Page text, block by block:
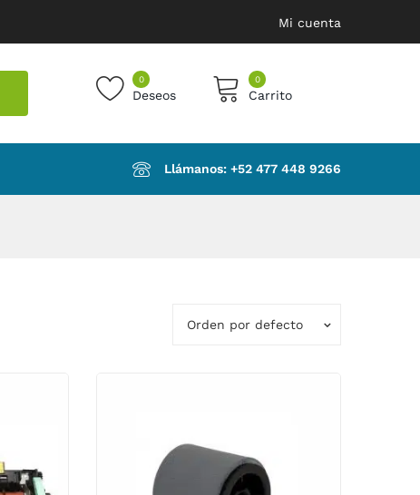
Mi cuenta
0
Deseos
0
Carrito
No products in the cart.
Llámanos: ‪+52 477 448 9266‬
Orden por defecto